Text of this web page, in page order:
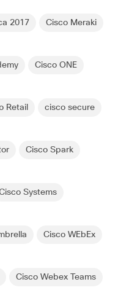
2017 Cisco Meraki
Cisco ONE
Retail cisco secure
Cisco Spark
Systems
Cisco WEbEx
Cisco Webex Teams